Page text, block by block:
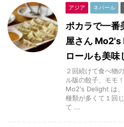
アジア ネパール
ポカラで一番
屋さん Mo2's
ロールも美味
２回続けて食べ物
ル版の餃子、モモ
Mo2's Delight は、
種類が多くて１回
て ...